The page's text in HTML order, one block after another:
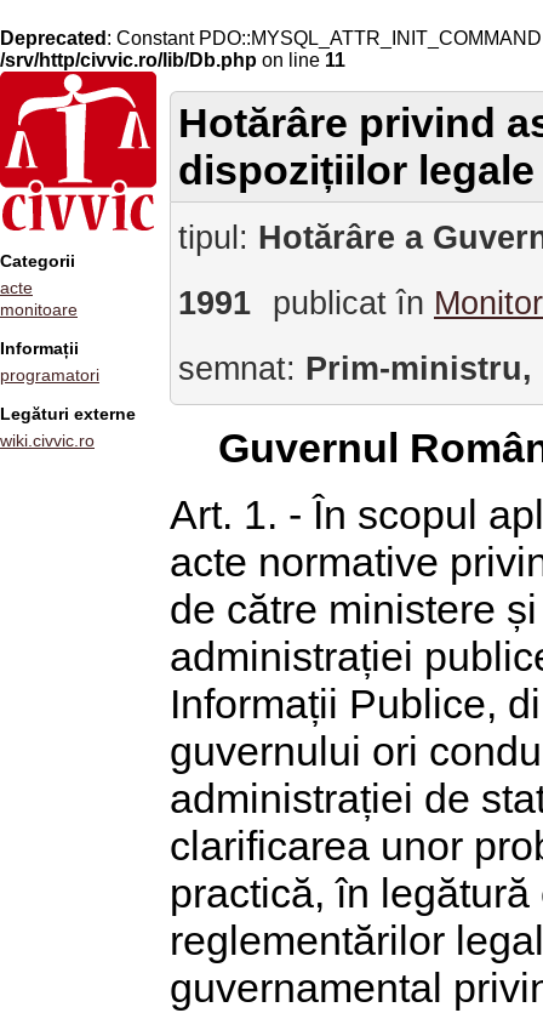
Deprecated : Constant
/srv/http/civvic.ro/lib/Db.php on line 11
Categorii
acte
monitoare
Informații
programatori
Legături externe
wiki.civvic.ro
Hotărâre privind
dispozițiilor
tipul: Hotărâre a
1991
publicat în
semnat: Prim-ministru,
Guvernul
Art. 1. - În scopul
acte normative
de către ministere
administrației
Informații Publice,
guvernului ori
administrației de
clarificarea unor
practică, în
reglementărilor
guvernamental